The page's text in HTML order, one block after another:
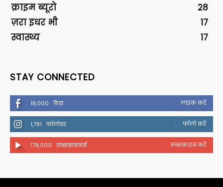
क्राइम ब्यूरो
28
ज़रा इधर भी
17
स्वास्थ्य
17
STAY CONNECTED
18,000 फैंस लाइक करें
1,791 फॉलोवर फॉलो करें
179,000 सब्सक्राइबर्स सब्सक्राइब करें